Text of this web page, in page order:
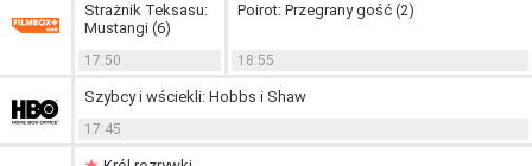
Strażnik Teksasu:
Mustangi (6)
17:50
Poirot: Przegrany gość (2)
18:55
Szybcy i wściekli: Hobbs i Shaw
17:45